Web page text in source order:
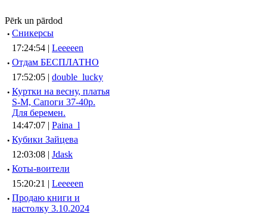
Pērk un pārdod
· Сникерсы
17:24:54 | Leeeeen
· Отдам БЕСПЛАТНО
17:52:05 | double_lucky
· Куртки на весну, платья
S-M, Сапоги 37-40р.
Для беремен.
14:47:07 | Paina_l
· Кубики Зайцева
12:03:08 | Jdask
· Коты-воители
15:20:21 | Leeeeen
· Продаю книги и
настолку 3.10.2024